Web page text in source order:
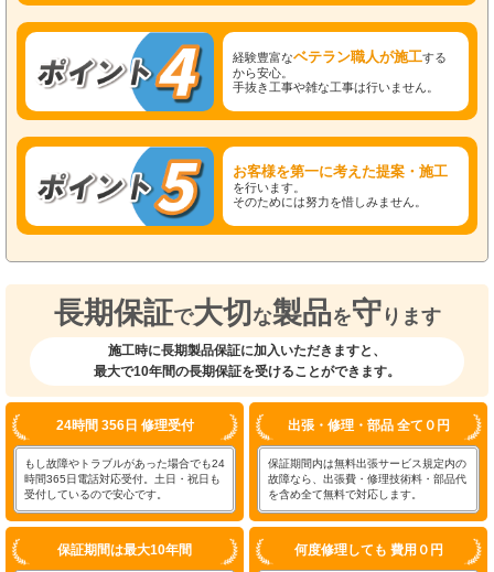
経験豊富なベテラン職人が施工する
から安心。
手抜き工事や雑な工事は行いません。
お客様を第一に考えた提案・施工
を行います。
そのためには努力を惜しみません。
長期保証で大切 な製品を守 ります
施工時に長期製品保証に加入いただきますと、
最大で10年間の長期保証を受けることができます。
24時間 356日 修理受付
もし故障やトラブルがあった場合でも24
時間365日電話対応受付。土日・祝日も
受付しているので安心です。
出張・修理・部品 全て０円
保証期間内は無料出張サービス規定内の
故障なら、出張費・修理技術料・部品代
を含め全て無料で対応します。
保証期間は最大10年間 何度修理しても 費用０円